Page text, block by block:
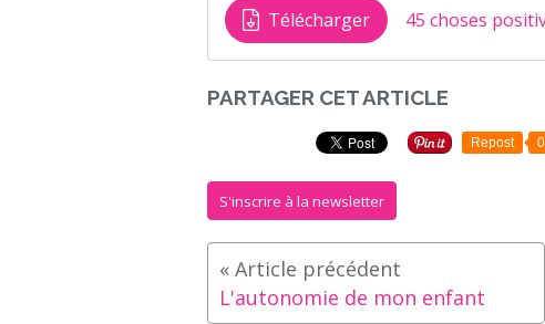
Télécharger 45 choses
PARTAGER CET ARTICLE
Repost 0
S'inscrire à la newsletter
L'autonomie de mon enfant